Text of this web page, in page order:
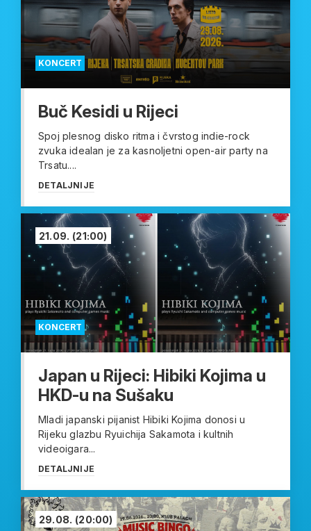
KONCERT
Buč Kesidi u Rijeci
Spoj plesnog disko ritma i čvrstog indie-rock
zvuka idealan je za kasnoljetni open-air party na
Trsatu....
DETALJNIJE
KONCERT
21.09. (21:00)
Japan u Rijeci: Hibiki Kojima u
HKD-u na Sušaku
Mladi japanski pijanist Hibiki Kojima donosi u
Rijeku glazbu Ryuichija Sakamota i kultnih
videoigara...
DETALJNIJE
29.08. (20:00)